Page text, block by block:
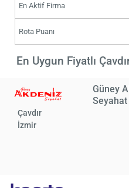
En Aktif Firma
Rota Puanı
En Uygun Fiyatlı
Güney
Seyahat
Çavdır
İzmir